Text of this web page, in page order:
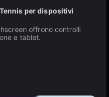
per dispositivi
offrono controlli
e tablet.